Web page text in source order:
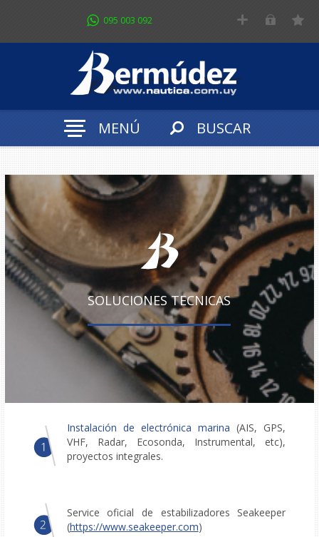
095 003 092
MENÚ BUSCAR
SOLUCIONES TECNICAS
Instalación de electrónica marina (AIS, GPS,
VHF, Radar, Ecosonda, Instrumental, etc),
proyectos integrales.
Service oficial de estabilizadores Seakeeper
(https://www.seakeeper.com)